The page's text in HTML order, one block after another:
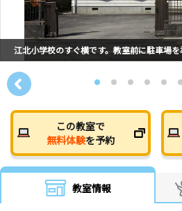
江北小学校のすぐ横です。教室前に駐車場
この教室で
無料体験を予約
教室情報